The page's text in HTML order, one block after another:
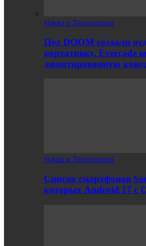
Наука и Технологии
Под DOOM создали
портативку. Evercade
лимитированную
Наука и Технологии
Список смартфонов
которых Android 17 с